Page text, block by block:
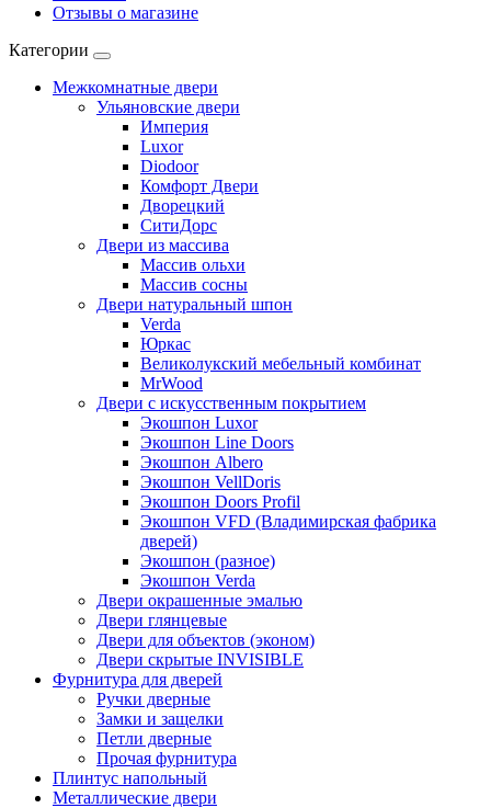
Отзывы о магазине
Категории
Межкомнатные двери
Ульяновские двери
Империя
Luxor
Diodoor
Комфорт Двери
Дворецкий
СитиДорс
Двери из массива
Массив ольхи
Массив сосны
Двери натуральный шпон
Verda
Юркас
Великолукский мебельный комбинат
MrWood
Двери с искусственным покрытием
Экошпон Luxor
Экошпон Line Doors
Экошпон Albero
Экошпон VellDoris
Экошпон Doors Profil
Экошпон VFD (Владимирская фабрика
дверей)
Экошпон (разное)
Экошпон Verda
Двери окрашенные эмалью
Двери глянцевые
Двери для объектов (эконом)
Двери скрытые INVISIBLE
Фурнитура для дверей
Ручки дверные
Замки и защелки
Петли дверные
Прочая фурнитура
Плинтус напольный
Металлические двери